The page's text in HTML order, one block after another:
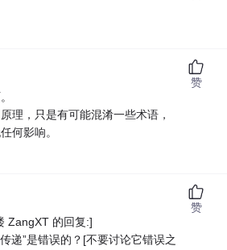
理，只是有可能混淆一些术语，
何影响。
赞
ZangXT 的回复:]
递”是错误的？[不要讨论它错误之
赞